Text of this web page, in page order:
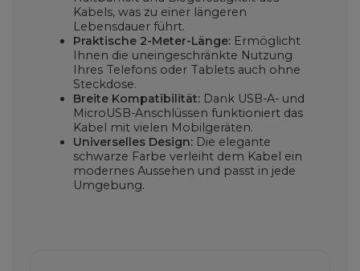
Kabels, was zu einer längeren
Lebensdauer führt.
Praktische 2-Meter-Länge: Ermöglicht
Ihnen die uneingeschränkte Nutzung
Ihres Telefons oder Tablets auch ohne
Steckdose.
Breite Kompatibilität: Dank USB-A- und
MicroUSB-Anschlüssen funktioniert das
Kabel mit vielen Mobilgeräten.
Universelles Design: Die elegante
schwarze Farbe verleiht dem Kabel ein
modernes Aussehen und passt in jede
Umgebung.